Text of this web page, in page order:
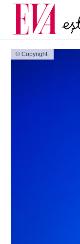
© Copyright:
Carieră
Actualitate